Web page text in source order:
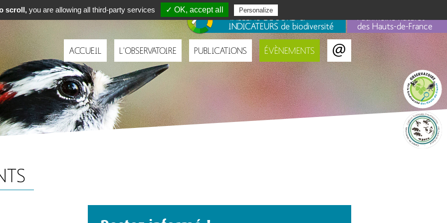
Navigation
principale
ACCUEIL L'OBSERVATOIRE PUBLICATIONS ÉVÈNEMENTS
TABLEAU DE BORD &
INDICATEURS de biodiversité
des Hauts-de-France
Portails
scroll,you are allowing all third-party services ✓ OK, accept all Personalize